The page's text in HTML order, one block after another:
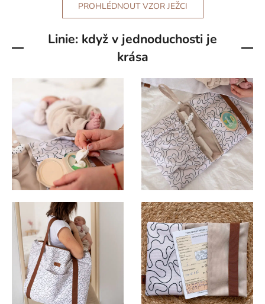
PROHLÉDNOUT VZOR JEŽCI
Linie: když v jednoduchosti je
krása